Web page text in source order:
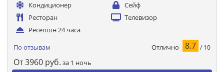
Кондиционер
Сейф
Ресторан
Телевизор
Ресепшн 24 часа
По отзывам Отлично 8.7 / 10
От3960 руб. за 1 ночь